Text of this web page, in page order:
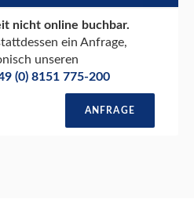
nicht online buchbar.
ein Anfrage,
unseren
(0) 8151 775-200
ANFRAGE